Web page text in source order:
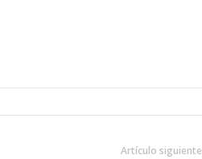
Artículo siguiente